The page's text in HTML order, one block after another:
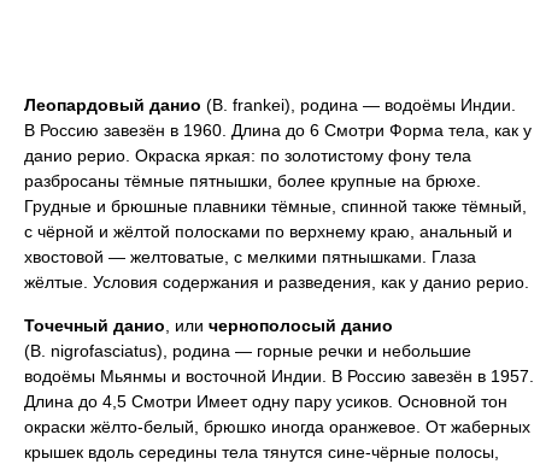
Леопардовый данио (В. frankei), родина — водоёмы Индии.
В Россию завезён в 1960. Длина до 6 Смотри Форма тела, как у
данио рерио. Окраска яркая: по золотистому фону тела
разбросаны тёмные пятнышки, более крупные на брюхе.
Грудные и брюшные плавники тёмные, спинной также тёмный,
с чёрной и жёлтой полосками по верхнему краю, анальный и
хвостовой — желтоватые, с мелкими пятнышками. Глаза
жёлтые. Условия содержания и разведения, как у данио рерио.
Точечный данио, или чернополосый данио
(В. nigrofasciatus), родина — горные речки и небольшие
водоёмы Мьянмы и восточной Индии. В Россию завезён в 1957.
Длина до 4,5 Смотри Имеет одну пару усиков. Основной тон
окраски жёлто-белый, брюшко иногда оранжевое. От жаберных
крышек вдоль середины тела тянутся сине-чёрные полосы,